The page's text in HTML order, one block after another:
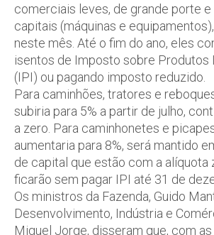
comerciais leves, de grande porte e
capitais (máquinas e
neste mês. Até o fim do ano, eles
isentos de Imposto sobre Produtos
(IPI) ou pagando imposto reduzido.
Para caminhões, tratores e
subiria para 5% a partir de julho,
a zero. Para caminhonetes e
aumentaria para 8%, será mantido
de capital que estão com a alíquota
ficarão sem pagar IPI até 31 de
Os ministros da Fazenda, Guido
Desenvolvimento, Indústria e
Miguel Jorge, disseram que, com